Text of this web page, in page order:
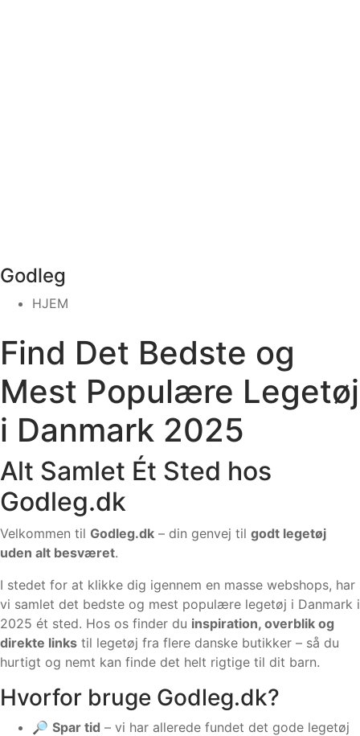
Godleg
HJEM
Find Det Bedste og
Mest Populære Legetøj
i Danmark 2025
Alt Samlet Ét Sted hos
Godleg.dk
Velkommen til Godleg.dk – din genvej til godt legetøj
uden alt besværet.
I stedet for at klikke dig igennem en masse webshops, har
vi samlet det bedste og mest populære legetøj i Danmark i
2025 ét sted. Hos os finder du inspiration, overblik og
direkte links til legetøj fra flere danske butikker – så du
hurtigt og nemt kan finde det helt rigtige til dit barn.
Hvorfor bruge Godleg.dk?
🔎 Spar tid – vi har allerede fundet det gode legetøj